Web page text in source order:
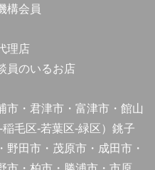
構会員
理店
員のいるお店
市・君津市・富津市・館山
毛区-若葉区-緑区）銚子
田市・茂原市・成田市・